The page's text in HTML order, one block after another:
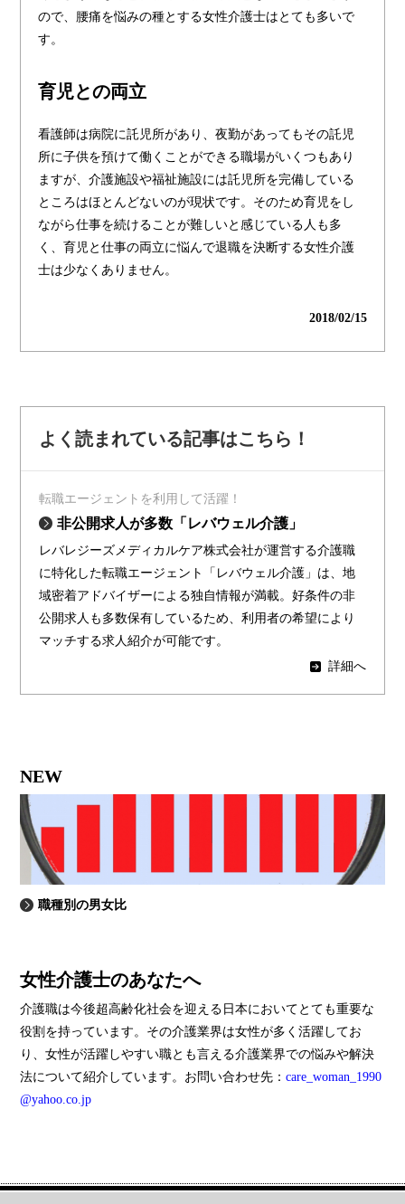
ので、腰痛を悩みの種とする女性介護士はとても多いで
す。
育児との両立
看護師は病院に託児所があり、夜勤があってもその託児
所に子供を預けて働くことができる職場がいくつもあり
ますが、介護施設や福祉施設には託児所を完備している
ところはほとんどないのが現状です。そのため育児をし
ながら仕事を続けることが難しいと感じている人も多
く、育児と仕事の両立に悩んで退職を決断する女性介護
士は少なくありません。
2018/02/15
よく読まれている記事はこちら！
転職エージェントを利用して活躍！
非公開求人が多数「レバウェル介護」
レバレジーズメディカルケア株式会社が運営する介護職
に特化した転職エージェント「レバウェル介護」は、地
域密着アドバイザーによる独自情報が満載。好条件の非
公開求人も多数保有しているため、利用者の希望により
マッチする求人紹介が可能です。
詳細へ
NEW
職種別の男女比
女性介護士のあなたへ
介護職は今後超高齢化社会を迎える日本においてとても重要な
役割を持っています。その介護業界は女性が多く活躍してお
り、女性が活躍しやすい職とも言える介護業界での悩みや解決
法について紹介しています。お問い合わせ先：care_woman_1990
@yahoo.co.jp